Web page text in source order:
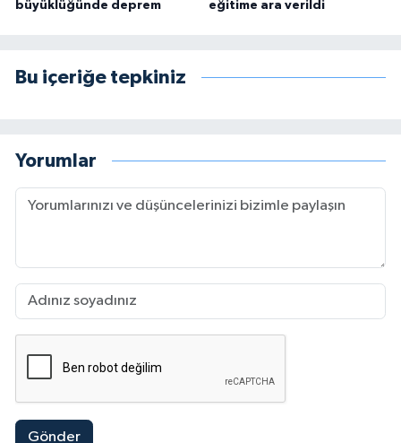
büyüklüğünde deprem eğitime ara verildi
Bu içeriğe tepkiniz
Yorumlar
Gönder